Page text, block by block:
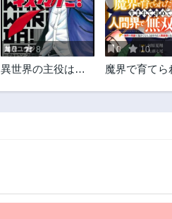
第33話
3年前
第28話
3年前
第23話
第8話
0 8
異世界の主役は
0 10
魔界で育てら
双する～魔界